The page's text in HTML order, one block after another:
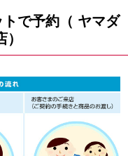
で予約（ ヤマダ